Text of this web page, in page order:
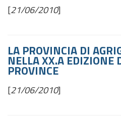
[21/06/2010]
LA PROVINCIA DI
NELLA XX.A EDIZIONE
PROVINCE
[21/06/2010]